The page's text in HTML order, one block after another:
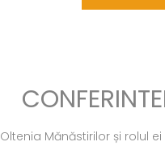
Oltenia Mănăstirilor și rolul